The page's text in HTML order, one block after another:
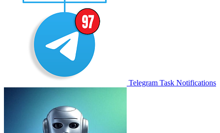
Telegram Task Notifications